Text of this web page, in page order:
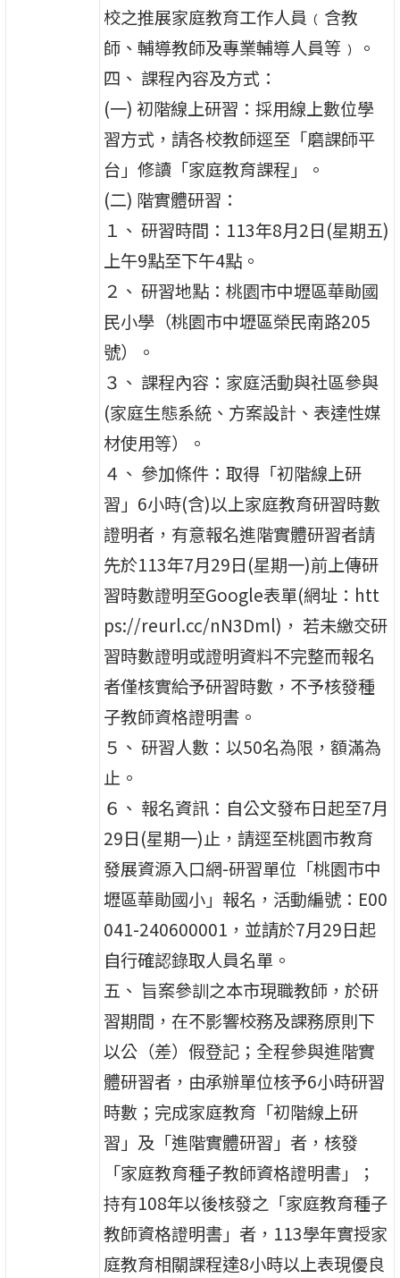
校之推展家庭教育工作人員﹙含教
師、輔導教師及專業輔導人員等﹚。
四、 課程內容及方式：
(一) 初階線上研習：採用線上數位學
習方式，請各校教師逕至「磨課師平
台」修讀「家庭教育課程」。
(二) 階實體研習：
１、 研習時間：113年8月2日(星期五)
上午9點至下午4點。
２、 研習地點：桃園市中壢區華勛國
民小學（桃園市中壢區榮民南路205
號）。
３、 課程內容：家庭活動與社區參與
(家庭生態系統、方案設計、表達性媒
材使用等）。
４、 參加條件：取得「初階線上研
習」6小時(含)以上家庭教育研習時數
證明者，有意報名進階實體研習者請
先於113年7月29日(星期一)前上傳研
習時數證明至Google表單(網址：htt
ps://reurl.cc/nN3Dml)， 若未繳交研
習時數證明或證明資料不完整而報名
者僅核實給予研習時數，不予核發種
子教師資格證明書。
５、 研習人數：以50名為限，額滿為
止。
６、 報名資訊：自公文發布日起至7月
29日(星期一)止，請逕至桃園市教育
發展資源入口網-研習單位「桃園市中
壢區華勛國小」報名，活動編號：E00
041-240600001，並請於7月29日起
自行確認錄取人員名單。
五、 旨案參訓之本市現職教師，於研
習期間，在不影響校務及課務原則下
以公（差）假登記；全程參與進階實
體研習者，由承辦單位核予6小時研習
時數；完成家庭教育「初階線上研
習」及「進階實體研習」者，核發
「家庭教育種子教師資格證明書」；
持有108年以後核發之「家庭教育種子
教師資格證明書」者，113學年實授家
庭教育相關課程達8小時以上表現優良